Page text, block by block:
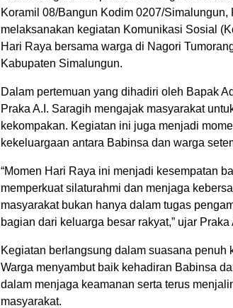
Koramil 08/Bangun Kodim 0207/Simalungun,
melaksanakan kegiatan Komunikasi Sosial
Hari Raya bersama warga di Nagori
Kabupaten Simalungun.
Dalam pertemuan yang dihadiri oleh Bapak
Praka A.I. Saragih mengajak masyarakat
kekompakan. Kegiatan ini juga menjadi
kekeluargaan antara Babinsa dan warga
“Momen Hari Raya ini menjadi kesempatan
memperkuat silaturahmi dan menjaga
masyarakat bukan hanya dalam tugas
bagian dari keluarga besar rakyat,” ujar Praka
Kegiatan berlangsung dalam suasana penuh
Warga menyambut baik kehadiran Babinsa
dalam menjaga keamanan serta terus
masyarakat.